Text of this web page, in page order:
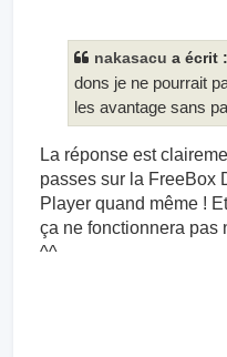
nakasacu a écrit :
dons je ne pourrait
les avantage sans
La réponse est
passes sur la FreeBox
Player quand même !
ça ne fonctionnera pas
^^